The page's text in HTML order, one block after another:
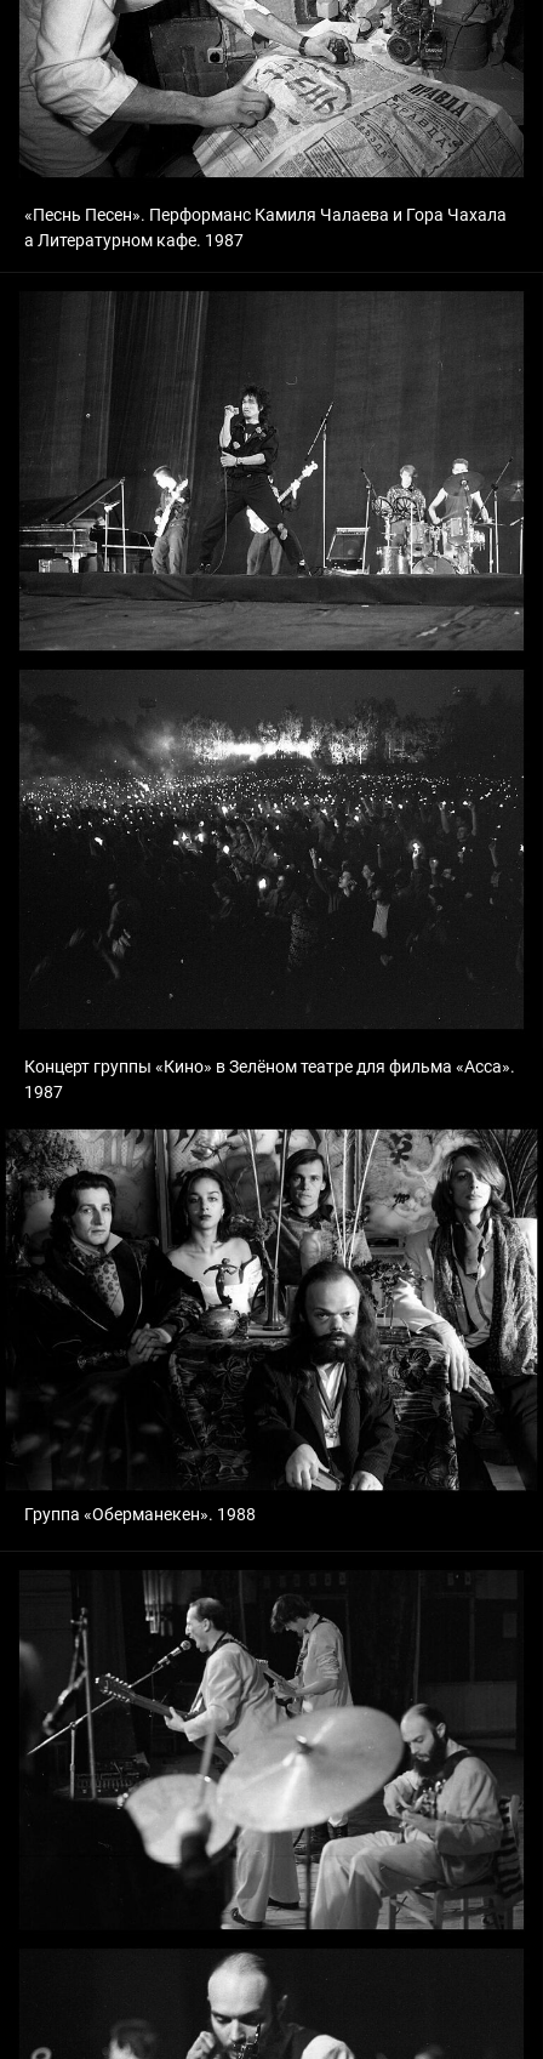
«Песнь Песен». Перформанс Камиля Чалаева и Гора Чахала
а Литературном кафе. 1987
Концерт группы «Кино» в Зелёном театре для фильма «Асса».
1987
Группа «Оберманекен». 1988